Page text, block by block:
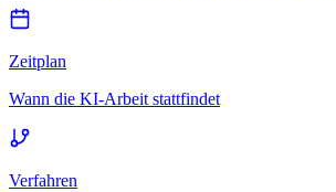
Zeitplan
Wann die KI-Arbeit stattfindet
Verfahren